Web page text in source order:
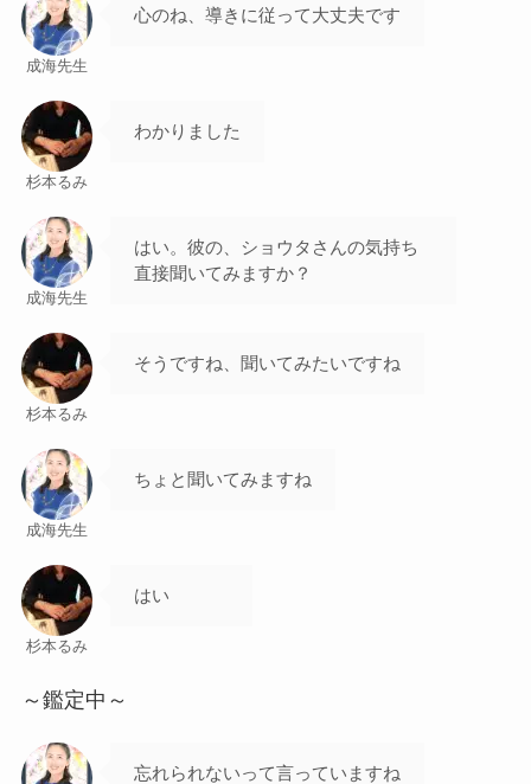
成海先生
心のね、導きに従って大丈夫です
杉本るみ
わかりました
成海先生
はい。彼の、ショウタさんの気持ち
直接聞いてみますか？
杉本るみ
そうですね、聞いてみたいですね
成海先生
ちょと聞いてみますね
杉本るみ
はい
～鑑定中～
忘れられないって言っていますね